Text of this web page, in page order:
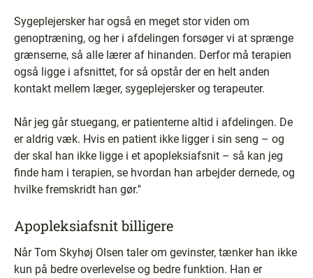
Sygeplejersker har også en meget stor viden om
genoptræning, og her i afdelingen forsøger vi at sprænge
grænserne, så alle lærer af hinanden. Derfor må terapien
også ligge i afsnittet, for så opstår der en helt anden
kontakt mellem læger, sygeplejersker og terapeuter.
Når jeg går stuegang, er patienterne altid i afdelingen. De
er aldrig væk. Hvis en patient ikke ligger i sin seng – og
der skal han ikke ligge i et apopleksiafsnit – så kan jeg
finde ham i terapien, se hvordan han arbejder dernede, og
hvilke fremskridt han gør.''
Apopleksiafsnit billigere
Når Tom Skyhøj Olsen taler om gevinster, tænker han ikke
kun på bedre overlevelse og bedre funktion. Han er